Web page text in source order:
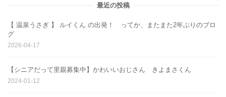
最近の投稿
【 温泉うさぎ 】 ルイくん の出発！ ってか、またまた2年ぶりのブロ
グ
2026-04-17
【シニアだって里親募集中】かわいいおじさん きよまさくん
2024-01-12